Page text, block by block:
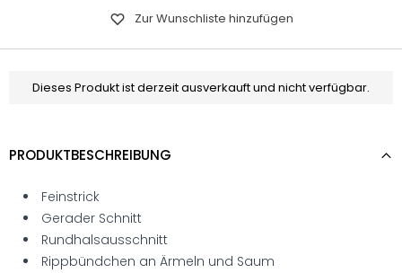
Zur Wunschliste hinzufügen
Dieses Produkt ist derzeit ausverkauft und nicht verfügbar.
PRODUKTBESCHREIBUNG
Feinstrick
Gerader Schnitt
Rundhalsausschnitt
Rippbündchen an Ärmeln und Saum